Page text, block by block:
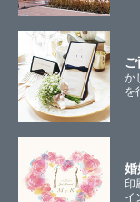
か
を
婚
印
イ